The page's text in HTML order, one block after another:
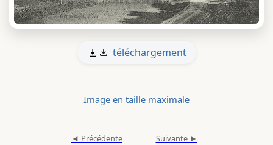
téléchargement
Image en taille maximale